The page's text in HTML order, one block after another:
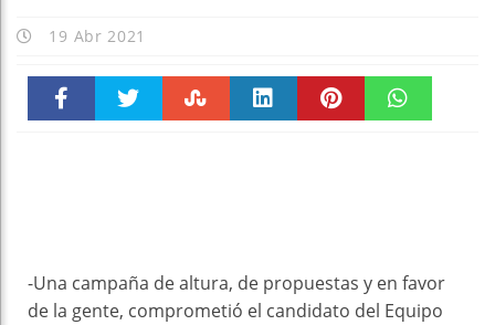
19 Abr 2021
-Una campaña de altura, de propuestas y en favor
de la gente, comprometió el candidato del Equipo